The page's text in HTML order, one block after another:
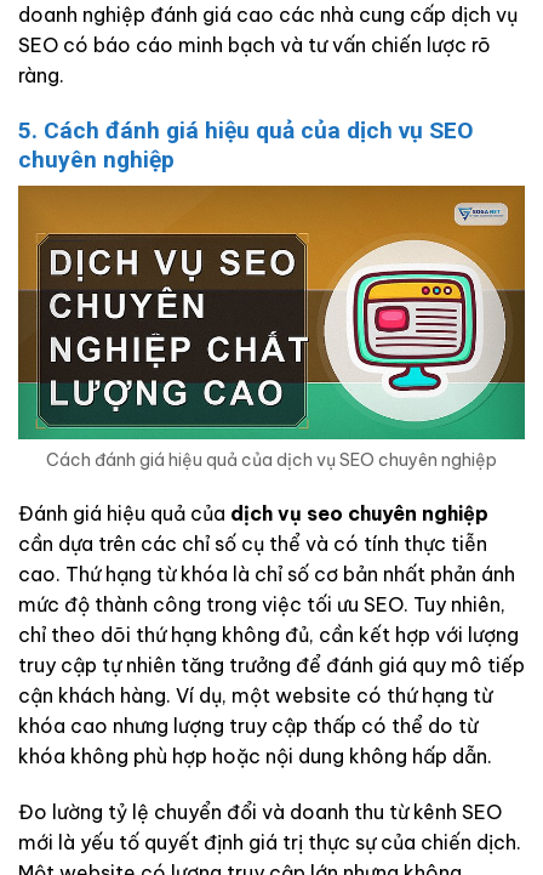
doanh nghiệp đánh giá cao các nhà cung cấp dịch vụ
SEO có báo cáo minh bạch và tư vấn chiến lược rõ
ràng.
5. Cách đánh giá hiệu quả của dịch vụ SEO
chuyên nghiệp
Cách đánh giá hiệu quả của dịch vụ SEO chuyên nghiệp
Đánh giá hiệu quả của dịch vụ seo chuyên nghiệp
cần dựa trên các chỉ số cụ thể và có tính thực tiễn
cao. Thứ hạng từ khóa là chỉ số cơ bản nhất phản ánh
mức độ thành công trong việc tối ưu SEO. Tuy nhiên,
chỉ theo dõi thứ hạng không đủ, cần kết hợp với lượng
truy cập tự nhiên tăng trưởng để đánh giá quy mô tiếp
cận khách hàng. Ví dụ, một website có thứ hạng từ
khóa cao nhưng lượng truy cập thấp có thể do từ
khóa không phù hợp hoặc nội dung không hấp dẫn.
Đo lường tỷ lệ chuyển đổi và doanh thu từ kênh SEO
mới là yếu tố quyết định giá trị thực sự của chiến dịch.